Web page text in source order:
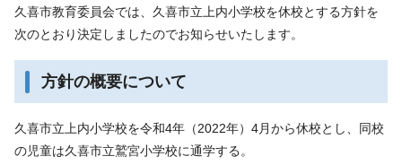
久喜市教育委員会では、久喜市立上内小学校を休校とする方針を
次のとおり決定しましたのでお知らせいたします。
方針の概要について
久喜市立上内小学校を令和4年（2022年）4月から休校とし、同校
の児童は久喜市立鷲宮小学校に通学する。